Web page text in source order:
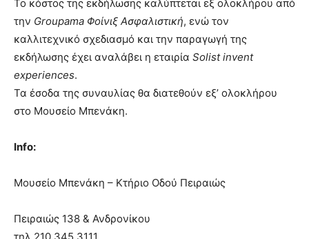
Το κόστος της εκδήλωσης καλύπτεται εξ ολοκλήρου από
την Groupama Φοίνιξ Ασφαλιστική, ενώ τον
καλλιτεχνικό σχεδιασμό και την παραγωγή της
εκδήλωσης έχει αναλάβει η εταιρία Solist invent
experiences.
Τα έσοδα της συναυλίας θα διατεθούν εξ’ ολοκλήρου
στο Μουσείο Μπενάκη.
Info:
Μουσείο Μπενάκη – Κτήριο Οδού Πειραιώς
Πειραιώς 138 & Ανδρονίκου